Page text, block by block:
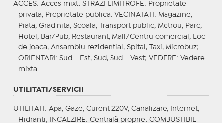
ACCES: Acces mixt; STRAZI LIMITROFE : Proprietate
privata, Proprietate publica; VECINATATI : Magazine,
Piata, Gradinita, Scoala, Transport public, Metrou, Parc,
Hotel, Bar/Pub, Restaurant, Mall/Centru comercial, Loc
de joaca, Ansamblu rezidential, Spital, Taxi, Microbuz;
ORIENTARI : Sud - Est, Sud, Sud - Vest; VEDERE : Vedere
mixta
UTILITATI/SERVICII
UTILITATI : Apa, Gaze, Curent 220V, Canalizare, Internet,
Hidranti;
INCALZIRE : Centrală proprie; COMBUSTIBIL